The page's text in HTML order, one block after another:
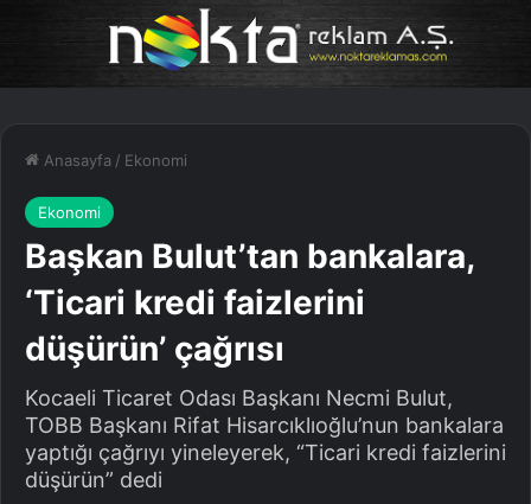
Anasayfa / Ekonomi
Ekonomi
Başkan Bulut’tan bankalara,
‘Ticari kredi faizlerini
düşürün’ çağrısı
Kocaeli Ticaret Odası Başkanı Necmi Bulut,
TOBB Başkanı Rifat Hisarcıklıoğlu’nun bankalara
yaptığı çağrıyı yineleyerek, “Ticari kredi faizlerini
düşürün” dedi